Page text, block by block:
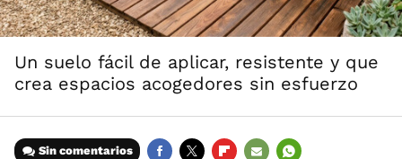
Un suelo fácil de aplicar, resistente y que
crea espacios acogedores sin esfuerzo
Sin comentarios